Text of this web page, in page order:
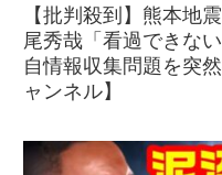
【批判殺到】熊本地
尾秀哉「看過できな
自情報収集問題を突
ャンネル】